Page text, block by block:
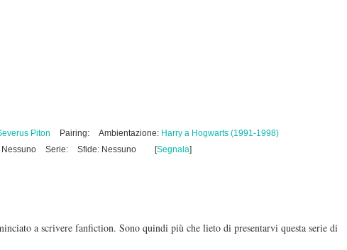
Piton Pairing: Ambientazione: Harry a Hogwarts (1991-1998)
Serie: Sfide: Nessuno [Segnala]
a scrivere fanfiction. Sono quindi più che lieto di presentarvi questa serie di